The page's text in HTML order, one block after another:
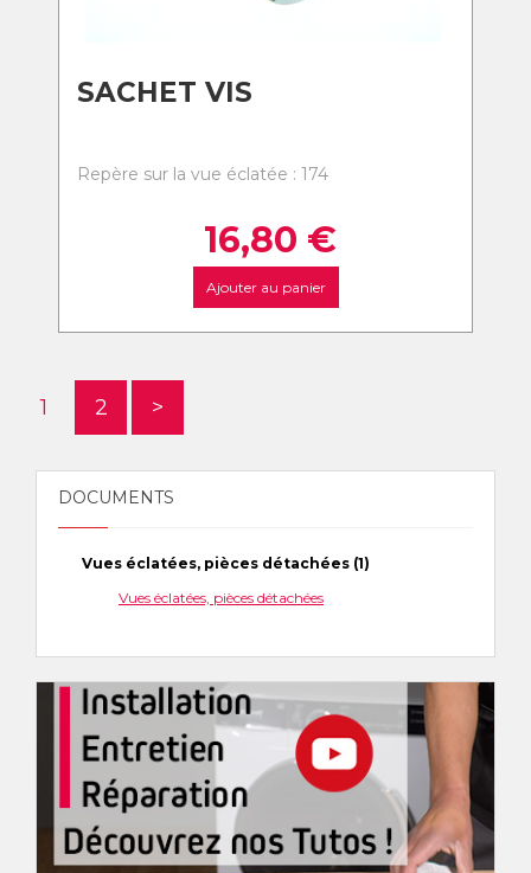
SACHET VIS
Repère sur la vue éclatée : 174
16,80 €
Ajouter au panier
1 2 >
DOCUMENTS
Vues éclatées, pièces détachées (1)
Vues éclatées, pièces détachées